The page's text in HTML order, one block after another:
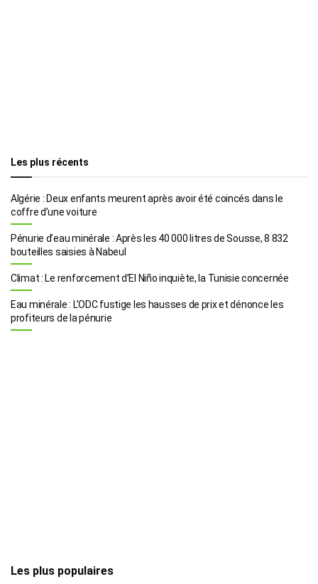
Les plus récents
Algérie : Deux enfants meurent après avoir été coincés dans le
coffre d’une voiture
Pénurie d’eau minérale : Après les 40 000 litres de Sousse, 8 832
bouteilles saisies à Nabeul
Climat : Le renforcement d’El Niño inquiète, la Tunisie concernée
Eau minérale : L’ODC fustige les hausses de prix et dénonce les
profiteurs de la pénurie
Les plus populaires